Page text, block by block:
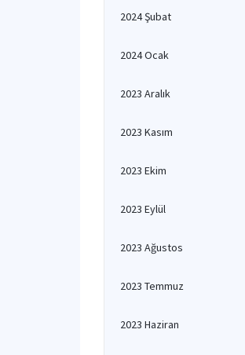
2024 Şubat
2024 Ocak
2023 Aralık
2023 Kasım
2023 Ekim
2023 Eylül
2023 Ağustos
2023 Temmuz
2023 Haziran